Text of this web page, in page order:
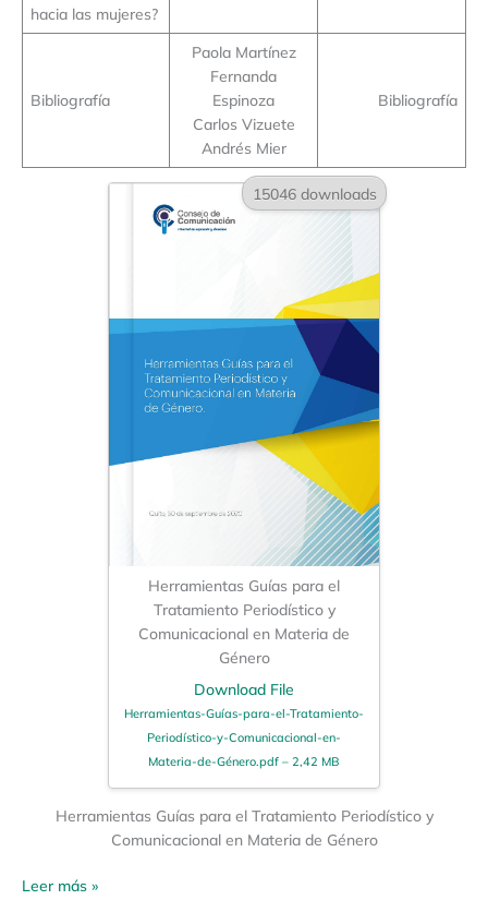
hacia las mujeres?
Bibliografía
Paola Martínez
Fernanda
Espinoza
Carlos Vizuete
Andrés Mier
Bibliografía
15046 downloads
Herramientas Guías para el
Tratamiento Periodístico y
Comunicacional en Materia de
Género
Download File
Herramientas-Guías-para-el-Tratamiento-
Periodístico-y-Comunicacional-en-
Materia-de-Género.pdf – 2,42 MB
Herramientas Guías para el Tratamiento Periodístico y
Comunicacional en Materia de Género
Leer más »